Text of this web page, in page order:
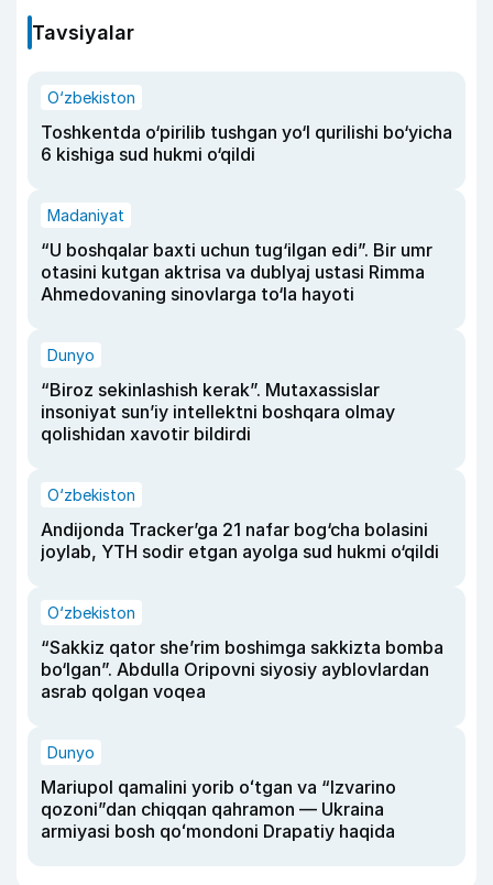
Tavsiyalar
O‘zbekiston
Toshkentda o‘pirilib tushgan yo‘l qurilishi bo‘yicha
6 kishiga sud hukmi o‘qildi
Madaniyat
“U boshqalar baxti uchun tug‘ilgan edi”. Bir umr
otasini kutgan aktrisa va dublyaj ustasi Rimma
Ahmedovaning sinovlarga to‘la hayoti
Dunyo
“Biroz sekinlashish kerak”. Mutaxassislar
insoniyat sun’iy intellektni boshqara olmay
qolishidan xavotir bildirdi
O‘zbekiston
Andijonda Tracker’ga 21 nafar bog‘cha bolasini
joylab, YTH sodir etgan ayolga sud hukmi o‘qildi
O‘zbekiston
“Sakkiz qator she’rim boshimga sakkizta bomba
bo‘lgan”. Abdulla Oripovni siyosiy ayblovlardan
asrab qolgan voqea
Dunyo
Mariupol qamalini yorib oʻtgan va “Izvarino
qozoni”dan chiqqan qahramon — Ukraina
armiyasi bosh qoʻmondoni Drapatiy haqida